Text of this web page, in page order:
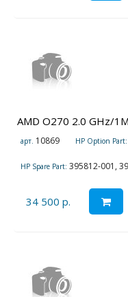
AMD O270 2.0 GHz/
арт. 10869 HP Option Part:
HP Spare Part: 395812-001,
34 500 р.